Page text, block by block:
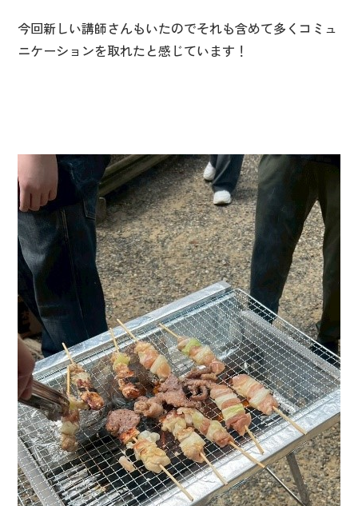
今回新しい講師さんもいたのでそれも含めて多くコミュ
ニケーションを取れたと感じています！